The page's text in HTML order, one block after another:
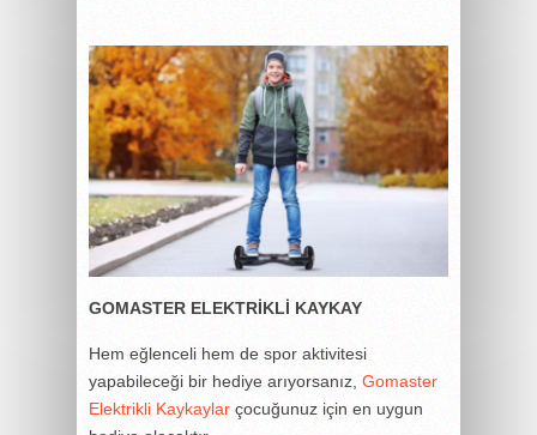
GOMASTER ELEKTRİKLİ KAYKAY
Hem eğlenceli hem de spor aktivitesi
yapabileceği bir hediye arıyorsanız, Gomaster
Elektrikli Kaykaylar çocuğunuz için en uygun